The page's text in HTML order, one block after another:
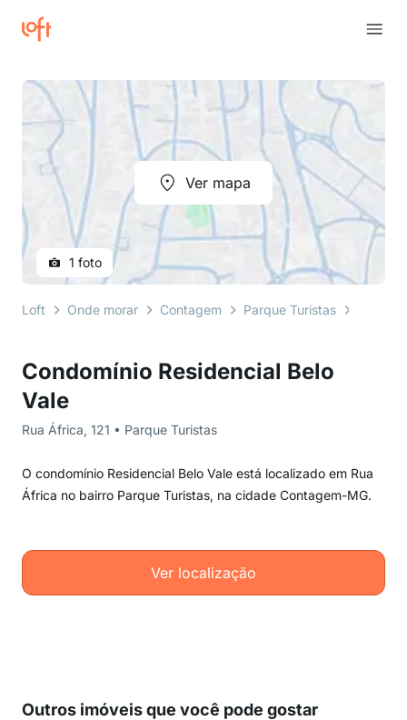
Condomínio Residencial Belo
Vale
Rua África, 121 • Parque Turistas
O condomínio Residencial Belo Vale está localizado em Rua
África no bairro Parque Turistas, na cidade Contagem-MG.
Ver localização
Ver mapa
1 foto
Loft Onde morar Contagem Parque Turistas
Outros imóveis que você pode gostar